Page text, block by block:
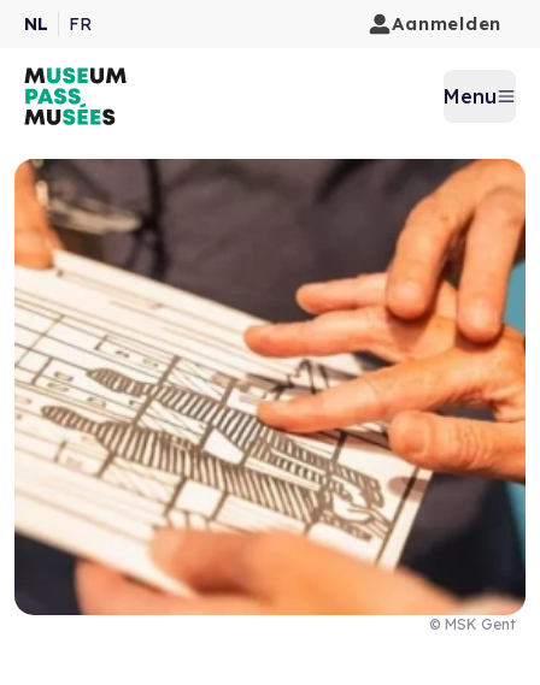
NL FR Aanmelden
Menu
© MSK Gent